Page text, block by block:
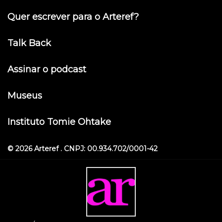
Quer escrever para o Arteref?
Talk Back
Assinar o podcast
Museus
Instituto Tomie Ohtake
© 2026 Arteref . CNPJ: 00.934.702/0001-42